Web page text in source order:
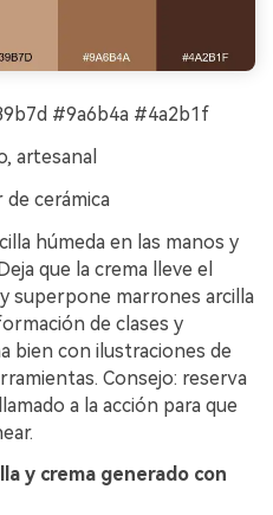
#9a6b4a #4a2b1f
artesanal
cerámica
húmeda en las manos y
que la crema lleve el
superpone marrones arcilla
de clases y
bien con ilustraciones de
Consejo: reserva
a la acción para que
y crema generado con